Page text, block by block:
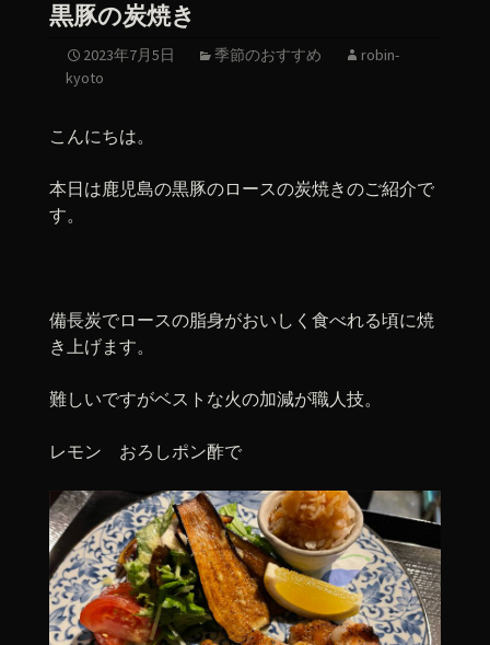
黒豚の炭焼き
2023年7月5日 季節のおすすめ
robin-
kyoto
こんにちは。
本日は鹿児島の黒豚のロースの炭焼きのご紹介で
す。
備長炭でロースの脂身がおいしく食べれる頃に焼
き上げます。
難しいですがベストな火の加減が職人技。
レモン おろしポン酢で